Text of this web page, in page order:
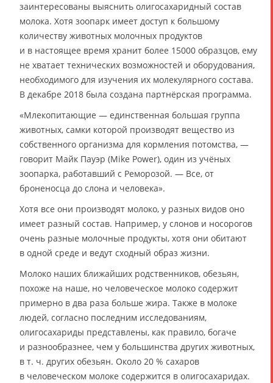
заинтересованы выяснить олигосахаридный состав
молока. Хотя зоопарк имеет доступ к большому
количеству животных молочных продуктов
и в настоящее время хранит более 15000 образцов, ему
не хватает технических возможностей и оборудования,
необходимого для изучения их молекулярного состава.
В декабре 2018 была создана партнёрская программа.
«Млекопитающие — единственная большая группа
животных, самки которой производят вещество из
собственного организма для кормления потомства, —
говорит Майк Пауэр (Mike Power), один из учёных
зоопарка, работавший с Реморозой. — Все, от
броненосца до слона и человека».
Хотя все они производят молоко, у разных видов оно
имеет разный состав. Например, у слонов и носорогов
очень разные молочные продукты, хотя они обитают
в одной среде и ведут сходный образ жизни.
Молоко наших ближайших родственников, обезьян,
похоже на наше, но человеческое молоко содержит
примерно в два раза больше жира. Также в молоке
людей, согласно последним исследованиям,
олигосахариды представлены, как правило, богаче
и разнообразнее, чем у большинства других животных,
в т. ч. других обезьян. Около 20 % сахаров
в человеческом молоке содержится в олигосахаридах.